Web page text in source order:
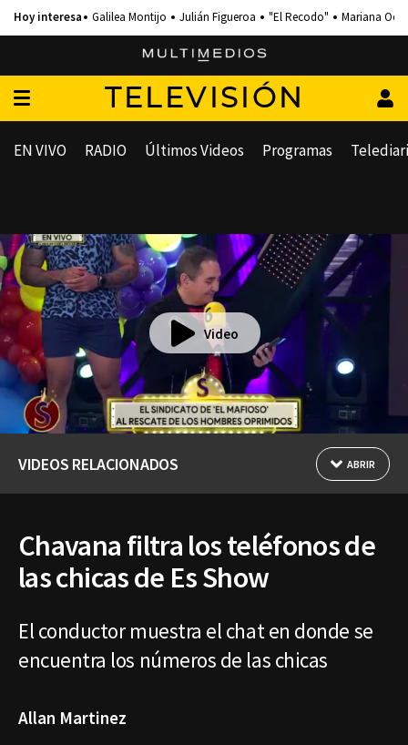
Galilea Montijo Julián Figueroa "El Recodo" Mariana
TELEVISIÓN
EN VIVO RADIO Últimos Videos Programas
Video
VIDEOS RELACIONADOS ABRIR
Chavana filtra los teléfonos de
las chicas de Es Show
El conductor muestra el chat en donde se
encuentra los números de las chicas
Allan Martinez